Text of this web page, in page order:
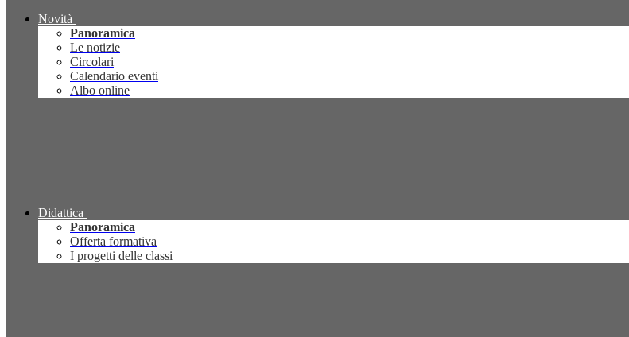
Novità
Panoramica
Le notizie
Circolari
Calendario eventi
Albo online
Didattica
Panoramica
Offerta formativa
I progetti delle classi